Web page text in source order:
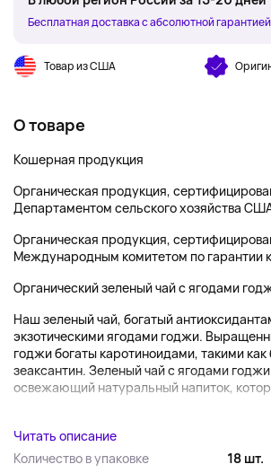
Бесплатная доставка с абсолютной гарантией
Товар из США
О товаре
Кошерная продукция
Органическая продукция,
Департаментом сельского хозяйства
Органическая продукция,
Международным комитетом по гарантии
Органический зеленый чай с ягодами
Наш зеленый чай, богатый
экзотическими ягодами годжи.
годжи богаты каротиноидами, такими как
зеаксантин. Зеленый чай с ягодами
освежающий натуральный напиток,
Читать описание
Количество в упаковке
18 шт.